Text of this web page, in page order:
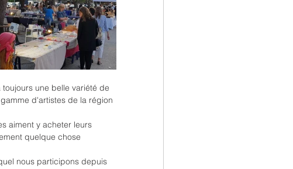
une belle variété de
d'artistes de la région
aiment y acheter leurs
quelque chose
nous participons depuis